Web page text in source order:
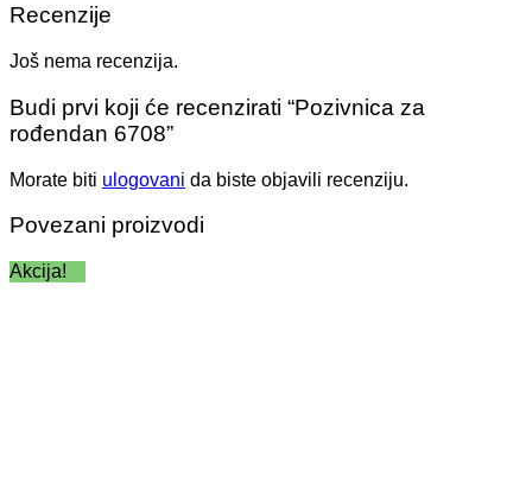
Recenzije
Još nema recenzija.
Budi prvi koji će recenzirati “Pozivnica za
rođendan 6708”
Morate biti ulogovani da biste objavili recenziju.
Povezani proizvodi
Akcija!